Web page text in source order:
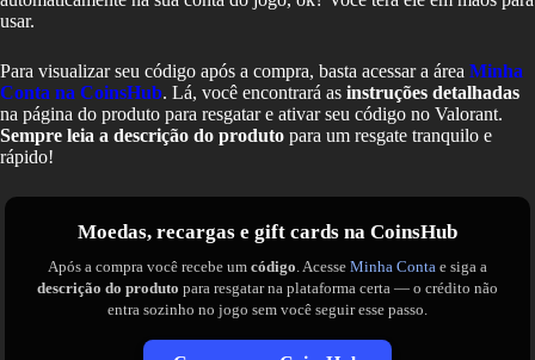
usar.
Para visualizar seu código após a compra, basta acessar a área Minha
Conta na CoinsHub. Lá, você encontrará as instruções detalhadas
na página do produto para resgatar e ativar seu código no Valorant.
Sempre leia a descrição do produto para um resgate tranquilo e
rápido!
Moedas, recargas e gift cards na CoinsHub
Após a compra você recebe um código. Acesse Minha Conta e siga a
descrição do produto para resgatar na plataforma certa — o crédito não
entra sozinho no jogo sem você seguir esse passo.